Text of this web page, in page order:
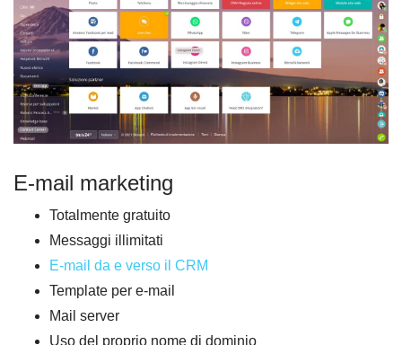
E-mail marketing
Totalmente gratuito
Messaggi illimitati
E-mail da e verso il CRM
Template per e-mail
Mail server
Uso del proprio nome di dominio